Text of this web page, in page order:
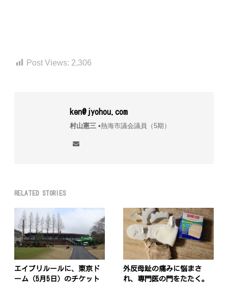
Post Views: 2,306
ken@jyohou.com
村山憲三▪︎熱海市議会議員（5期）
RELATED STORIES
エイプリルールに、東京ド
ーム（5月5日）のチケット
外反母趾の痛みに悩まさ
れ、専門医の門をたたく。